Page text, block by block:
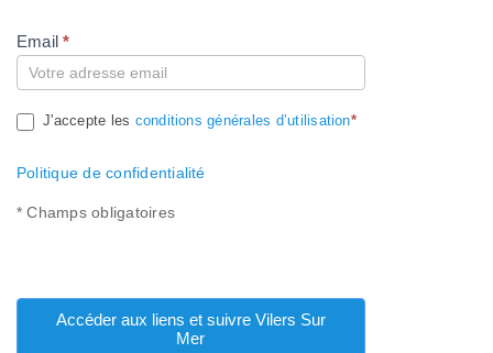
Compte
Email*
J'accepte les conditions générales d’utilisation*
Politique de confidentialité
* Champs obligatoires
Accéder aux liens et suivre Vilers Sur
Mer